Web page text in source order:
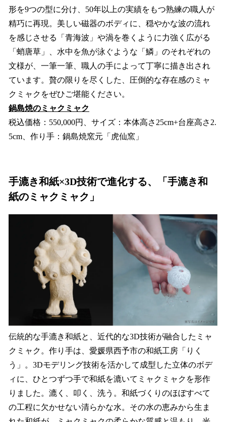
形を9つの型に分け、50年以上の実績をもつ熟練の職人が
精巧に再現。美しい磁器のボディに、穏やかな波の流れ
を感じさせる「青海波」や渦を巻くように力強く広がる
「蛸唐草」、水中を魚が泳ぐような「鱗」のそれぞれの
文様が、一筆一筆、職人の手によって丁寧に描き出され
ています。贅の限りを尽くした、圧倒的な存在感のミャ
クミャクをぜひご堪能ください。
鍋島焼のミャクミャク
税込価格：550,000円、サイズ：本体高さ25cm+台座高さ2.
5cm、作り手：鍋島焼窯元「虎仙窯」
手漉き和紙×3D技術で進化する、「手漉き和
紙のミャクミャク」
伝統的な手漉き和紙と、近代的な3D技術が融合したミャ
クミャク。作り手は、愛媛県西予市の和紙工房「りく
う」。3Dモデリング技術を活かして成型した立体のボデ
ィに、ひとつずつ手で和紙を漉いてミャクミャクを形作
りました。漉く、叩く、洗う。和紙づくりのほぼすべて
の工程に欠かせない清らかな水。その水の恵みから生ま